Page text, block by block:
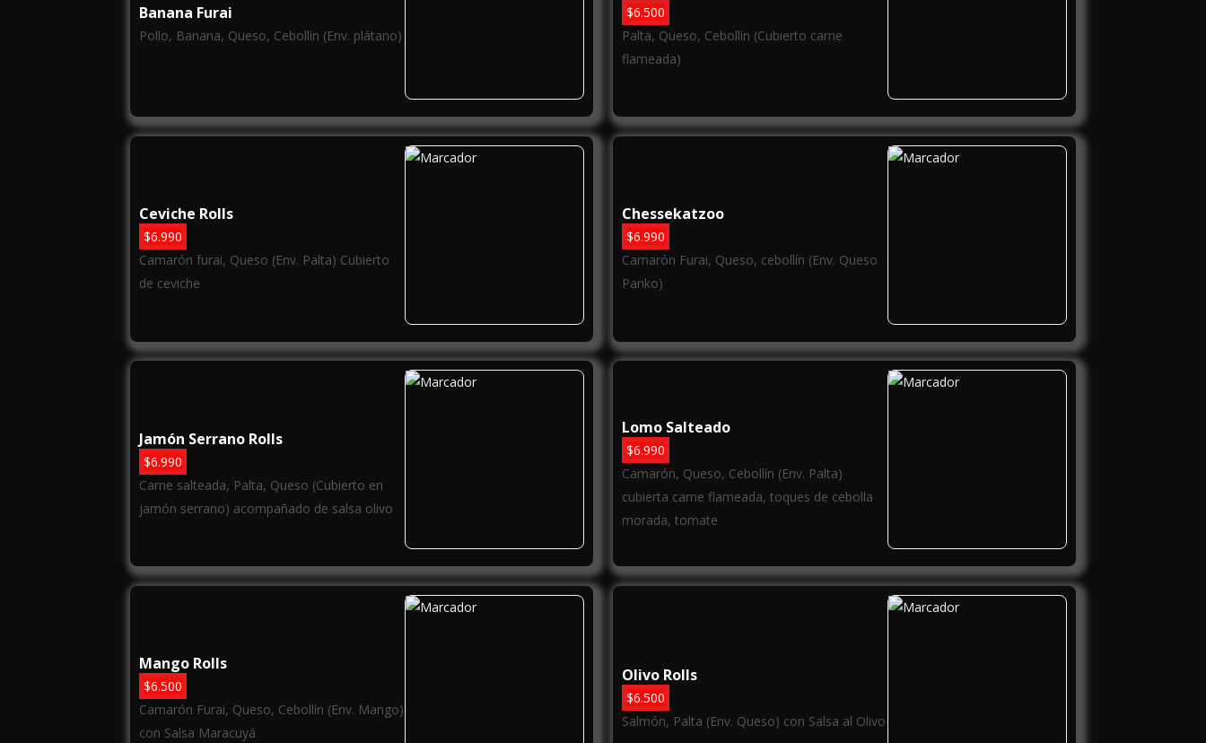
Banana Furai
Pollo, Banana, Queso, Cebollín (Env. plátano)
$6.500
Palta, Queso, Cebollín (Cubierto carne
flameada)
Ceviche Rolls
$6.990
Camarón furai, Queso (Env. Palta) Cubierto
de ceviche
Chessekatzoo
$6.990
Camarón Furai, Queso, cebollín (Env. Queso
Panko)
Jamón Serrano Rolls
$6.990
Carne salteada, Palta, Queso (Cubierto en
jamón serrano) acompañado de salsa olivo
Lomo Salteado
$6.990
Camarón, Queso, Cebollín (Env. Palta)
cubierta carne flameada, toques de cebolla
morada, tomate
Mango Rolls
$6.500
Camarón Furai, Queso, Cebollín (Env. Mango)
con Salsa Maracuyá
Olivo Rolls
$6.500
Salmón, Palta (Env. Queso) con Salsa al Olivo